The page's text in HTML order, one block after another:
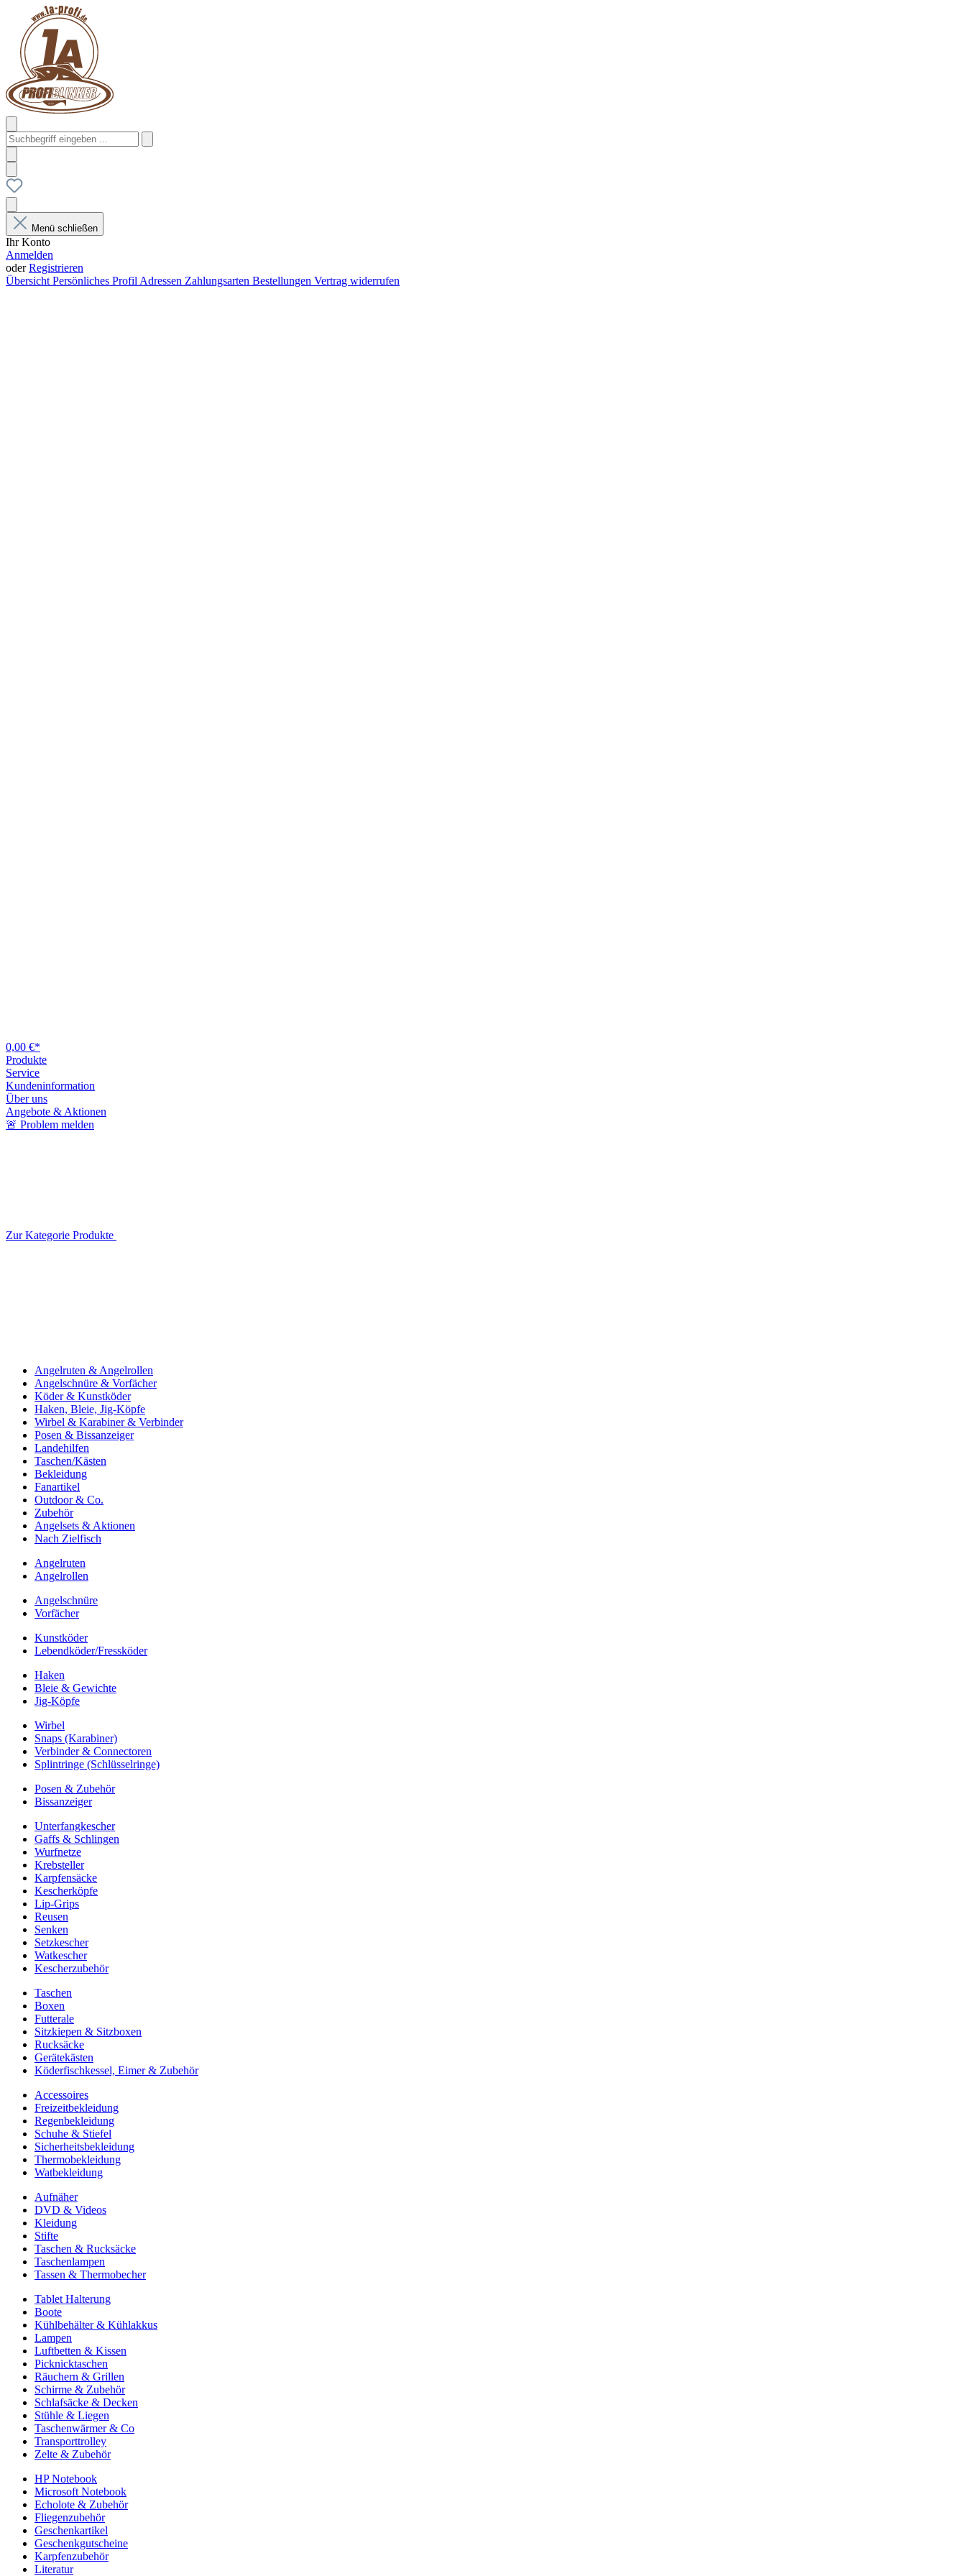
Menü schließen
Ihr Konto
Anmelden
oderRegistrieren
Übersicht Persönliches Profil Adressen Zahlungsarten Bestellungen Vertrag widerrufen
0,00 €*
Produkte
Service
Kundeninformation
Über uns
Angebote & Aktionen
🚨 Problem melden
Zur Kategorie Produkte
Angelruten & Angelrollen
Angelschnüre & Vorfächer
Köder & Kunstköder
Haken, Bleie, Jig-Köpfe
Wirbel & Karabiner & Verbinder
Posen & Bissanzeiger
Landehilfen
Taschen/Kästen
Bekleidung
Fanartikel
Outdoor & Co.
Zubehör
Angelsets & Aktionen
Nach Zielfisch
Angelruten
Angelrollen
Angelschnüre
Vorfächer
Kunstköder
Lebendköder/Fressköder
Haken
Bleie & Gewichte
Jig-Köpfe
Wirbel
Snaps (Karabiner)
Verbinder & Connectoren
Splintringe (Schlüsselringe)
Posen & Zubehör
Bissanzeiger
Unterfangkescher
Gaffs & Schlingen
Wurfnetze
Krebsteller
Karpfensäcke
Kescherköpfe
Lip-Grips
Reusen
Senken
Setzkescher
Watkescher
Kescherzubehör
Taschen
Boxen
Futterale
Sitzkiepen & Sitzboxen
Rucksäcke
Gerätekästen
Köderfischkessel, Eimer & Zubehör
Accessoires
Freizeitbekleidung
Regenbekleidung
Schuhe & Stiefel
Sicherheitsbekleidung
Thermobekleidung
Watbekleidung
Aufnäher
DVD & Videos
Kleidung
Stifte
Taschen & Rucksäcke
Taschenlampen
Tassen & Thermobecher
Tablet Halterung
Boote
Kühlbehälter & Kühlakkus
Lampen
Luftbetten & Kissen
Picknicktaschen
Räuchern & Grillen
Schirme & Zubehör
Schlafsäcke & Decken
Stühle & Liegen
Taschenwärmer & Co
Transporttrolley
Zelte & Zubehör
HP Notebook
Microsoft Notebook
Echolote & Zubehör
Fliegenzubehör
Geschenkartikel
Geschenkgutscheine
Karpfenzubehör
Literatur